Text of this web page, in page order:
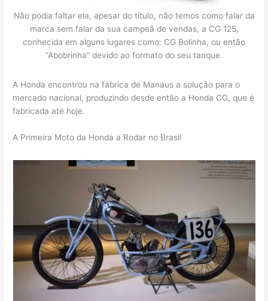
Não podia faltar ela, apesar do título, não temos como falar da
marca sem falar da sua campeã de vendas, a CG 125,
conhecida em alguns lugares como: CG Bolinha, ou então
“Abobrinha” devido ao formato do seu tanque.
A Honda encontrou na fábrica de Manaus a solução para o
mercado nacional, produzindo desde então a Honda CG, que é
fabricada até hoje.
A Primeira Moto da Honda a Rodar no Brasil